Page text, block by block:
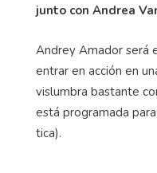
junto con Andrea
Andrey Amador será
entrar en acción en
vislumbra bastante
está programada
tica).